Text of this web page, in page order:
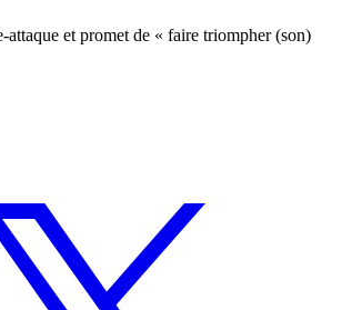
attaque et promet de « faire triompher (son)